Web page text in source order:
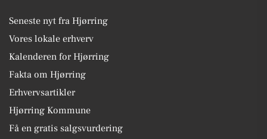
Seneste nyt fra Hjørring
Vores lokale erhverv
Kalenderen for Hjørring
Fakta om Hjørring
Erhvervsartikler
Hjørring Kommune
Få en gratis salgsvurdering